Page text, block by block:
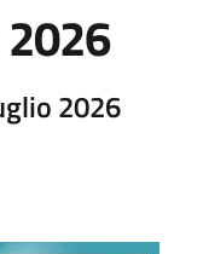
2026